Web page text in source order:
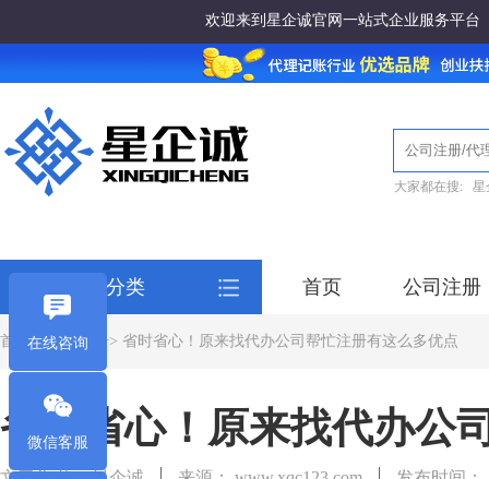
欢迎来到星企诚官网一站式企业服务平台
大家都在搜: 星
全部服务分类 首页 公司注册
在线咨询
微信客服
首页>公司注册> 省时省心！原来找代办公司帮忙注册有这么多优点
省时省心！原来找代办公